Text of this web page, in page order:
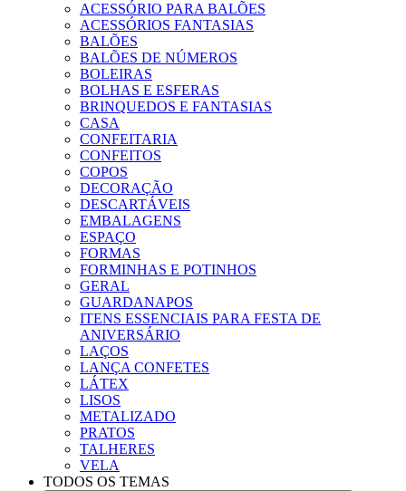
ACESSÓRIO PARA BALÕES
ACESSÓRIOS FANTASIAS
BALÕES
BALÕES DE NÚMEROS
BOLEIRAS
BOLHAS E ESFERAS
BRINQUEDOS E FANTASIAS
CASA
CONFEITARIA
CONFEITOS
COPOS
DECORAÇÃO
DESCARTÁVEIS
EMBALAGENS
ESPAÇO
FORMAS
FORMINHAS E POTINHOS
GERAL
GUARDANAPOS
ITENS ESSENCIAIS PARA FESTA DE
ANIVERSÁRIO
LAÇOS
LANÇA CONFETES
LÁTEX
LISOS
METALIZADO
PRATOS
TALHERES
VELA
TODOS OS TEMAS